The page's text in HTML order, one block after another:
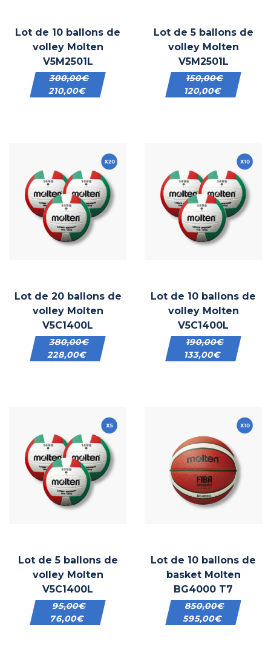
Lot de 10 ballons de
volley Molten
V5M2501L
300,00€
210,00€
Lot de 5 ballons de
volley Molten
V5M2501L
150,00€
120,00€
Lot de 20 ballons de
volley Molten
V5C1400L
380,00€
228,00€
Lot de 10 ballons de
volley Molten
V5C1400L
190,00€
133,00€
Lot de 5 ballons de
volley Molten
V5C1400L
95,00€
76,00€
Lot de 10 ballons de
basket Molten
BG4000 T7
850,00€
595,00€